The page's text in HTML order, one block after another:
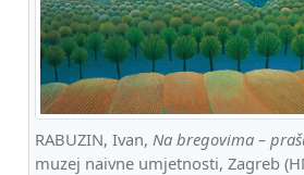
RABUZIN, Ivan, Na bregovima –
muzej naivne umjetnosti, Zagreb